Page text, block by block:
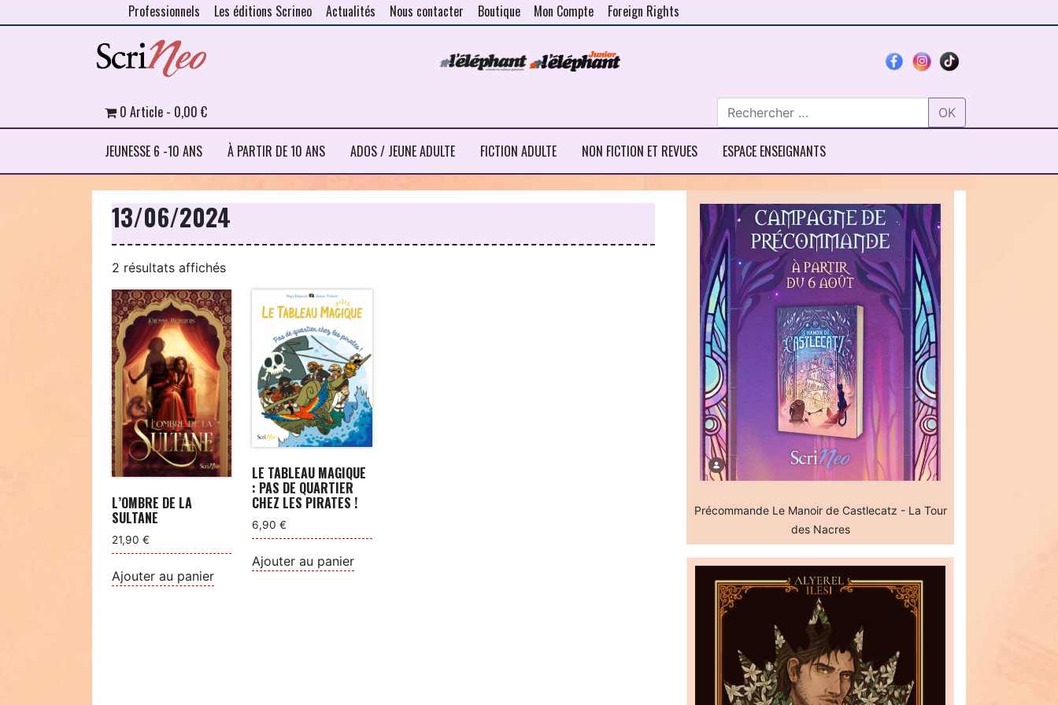
Professionnels Les éditions Scrineo Actualités Nous contacter Boutique Mon Compte Foreign Rights
OK
JEUNESSE 6 -10 ANS À PARTIR DE 10 ANS ADOS / JEUNE ADULTE FICTION ADULTE NON FICTION ET REVUES ESPACE ENSEIGNANTS
0 Article 0,00 €
13/06/2024
2 résultats affichésTrié
du
plus
récent
au
plus
ancien
L’OMBRE DE LA
SULTANE
21,90 €
Ajouter au panier
LE TABLEAU MAGIQUE
: PAS DE QUARTIER
CHEZ LES PIRATES !
6,90€
Ajouter au panier
Précommande Le Manoir de Castlecatz - La Tour
des Nacres